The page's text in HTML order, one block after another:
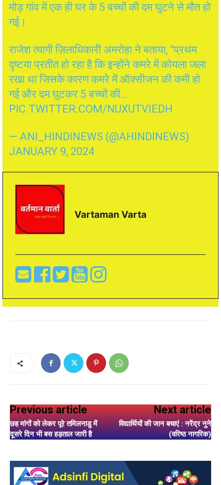
मोड़ गांव में एक ही घर के 5 बच्चों की दम घुटने से मौत हो
गई।
राजेश त्यागी ज़िलाधिकारी अमरोहा ने बताया, "प्रथम
दृष्टया प्रतीत हो रहा है कि इन्होंने कमरे में कोयला जला
रखा था जिसके कारण कमरे में ऑक्सीजन की कमी हो
गई और दम घुटकर 5 बच्चों की…
PIC.TWITTER.COM/NUXUTVIEDH
— ANI_HINDINEWS (@AHINDINEWS)
JANUARY 9, 2024
Vartaman Varta
Previous article
छह मांगों को लेकर पूरे तमिलनाडु में
दूसरे दिन भी बस हड़ताल जारी है
Next article
विद्यार्थियों की जान बचाएं : नरेंद्र नुने
(वरिष्ठ नागरिक)